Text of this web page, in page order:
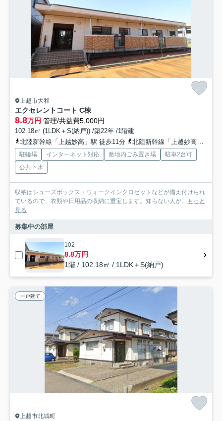
上越市大和
エクセレントコート C棟
8.8万円 管理/共益費5,000円
102.18㎡ (1LDK＋S(納戸)) /築22年 /1階建
北陸新幹線「上越妙高」駅 徒歩11分
北陸新幹線「上越妙高」駅 徒歩11分
駐輪場 インターネット対応 敷地内ごみ置き場
駐車2台可
公共下水
収納はシューズボックス・ウォークインクロゼットなどが備え付けられ
ているので、衣類や日用品の収納に重宝します。知らない人が... もっと
見る
募集中の部屋
102
8.8万円
1階 / 102.18㎡ / 1LDK＋S(納戸)
一戸建て
上越市北城町